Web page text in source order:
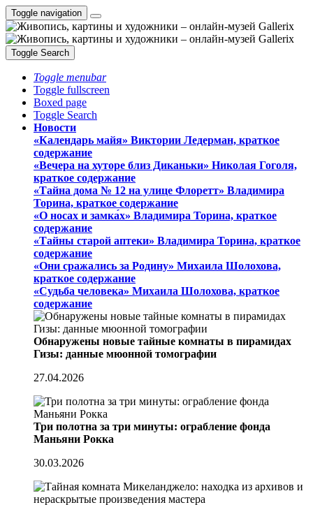
Toggle navigation
Toggle Search
Toggle menubar
Toggle fullscreen
Boxed page
Toggle Search
Новости
«Календарь майя» Виктории Ледерман, краткое
содержание
«Вечера на хуторе близ Диканьки» Николая Гоголя,
краткое содержание
«Тайна дома № 12 на улице Флоретт» Владимира
Торина, краткое содержание
«О носах и замка́х» Владимира Торина, краткое
содержание
«Тайны старой аптеки» Владимира Торина, краткое
содержание
«Они сражались за Родину» Михаила Шолохова,
краткое содержание
«Судьба человека» Михаила Шолохова, краткое
содержание
Обнаружены новые тайные комнаты в пирамидах
Гизы: данные мюонной томографии
27.04.2026
Три полотна за три минуты: ограбление фонда
Маньяни Рокка
30.03.2026